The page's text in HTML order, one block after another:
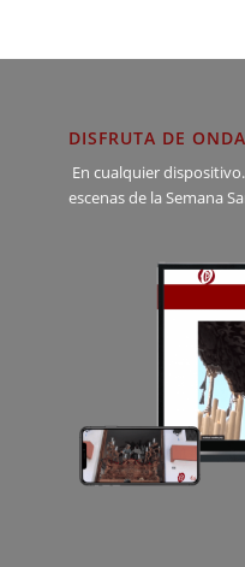
DISFRUTA DE
En cualquier
escenas de la Semana